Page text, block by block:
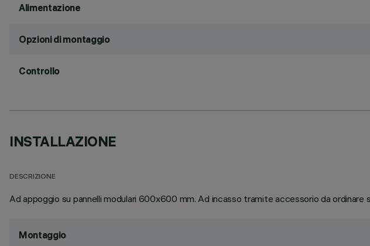
Alimentazione
Opzioni di montaggio
Controllo
INSTALLAZIONE
DESCRIZIONE
Ad appoggio su pannelli modulari 600x600 mm. Ad incasso tramite accessorio da
Montaggio